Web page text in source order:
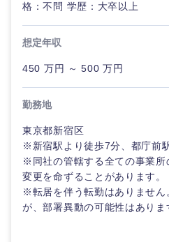
格：不問 学歴：大卒以上
想定年収
450 万円 ～ 500 万円
勤務地
東京都新宿区
※新宿駅より徒歩7分、都庁前
※同社の管轄する全ての事業
変更を命ずることがあります。
※転居を伴う転勤はありません
が、部署異動の可能性はありま